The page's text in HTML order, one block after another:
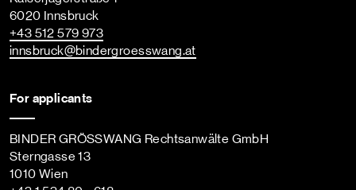
6020 Innsbruck
+43 512 579 973
innsbruck@bindergroesswang.at
For applicants
BINDER GRÖSSWANG Rechtsanwälte GmbH
Sterngasse 13
1010 Wien